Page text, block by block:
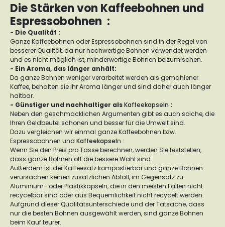
Die Stärken von Kaffeebohnen und
Espressobohnen :
- Die Qualität :
Ganze Kaffeebohnen oder Espressobohnen sind in der Regel von
besserer Qualität, da nur hochwertige Bohnen verwendet werden
und es nicht möglich ist, minderwertige Bohnen beizumischen.
- Ein Aroma, das länger anhält:
Da ganze Bohnen weniger verarbeitet werden als gemahlener
Kaffee, behalten sie ihr Aroma länger und sind daher auch länger
haltbar.
- Günstiger und nachhaltiger alsKaffeekapseln :
Neben den geschmacklichen Argumenten gibt es auch solche, die
Ihren Geldbeutel schonen und besser für die Umwelt sind.
Dazu vergleichen wir einmal ganze Kaffeebohnen bzw.
Espressobohnen und Kaffeekapseln :
Wenn Sie den Preis pro Tasse berechnen, werden Sie feststellen,
dass ganze Bohnen oft die bessere Wahl sind.
Außerdem ist der Kaffeesatz kompostierbar und ganze Bohnen
verursachen keinen zusätzlichen Abfall, im Gegensatz zu
Aluminium- oder Plastikkapseln, die in den meisten Fällen nicht
recycelbar sind oder aus Bequemlichkeit nicht recycelt werden.
Aufgrund dieser Qualitätsunterschiede und der Tatsache, dass
nur die besten Bohnen ausgewählt werden, sind ganze Bohnen
beim Kauf teurer.